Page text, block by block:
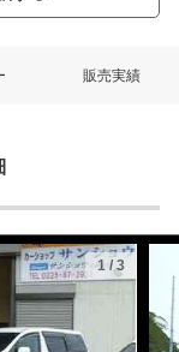
販売実績
1 /3